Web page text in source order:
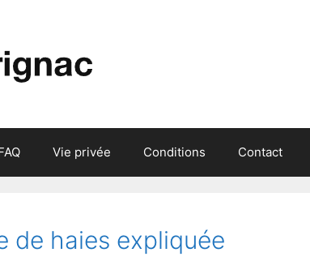
Vie privée Conditions Contact
de haies expliquée